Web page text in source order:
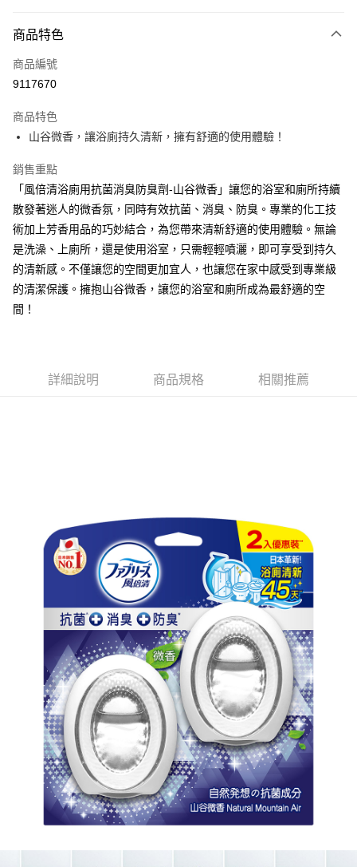
LINE Pay
Apple Pay
悠遊付
AFTEE先享後付
相關說明
AFTEE先享後付是「在收到商品之後才付款」的支付方式。 讓您購物簡單
便利好安心！
１．簡單：不需註冊會員、不需綁卡、不需儲值。
２．便利：只要手機號碼，簡訊認證，即可結帳。
３．安心：先確認商品／服務後，再付款。
３．收到繳費通知簡訊後14天內，點擊此簡訊中的連結，可透過四大超商／
１．透過由恩沛科技股份有限公司提供之「AFTEE先享後付」服務完成之交
易，需依本服務之必要範圍內提供個人資料，並將交易相關給付款項請求債
權轉讓予恩沛科技股份有限公司。
２．關於個人資料處理事宜，請瀏覽以下網址：
https://aftee.tw/terms/#terms3
３．未成年的使用者請事先徵得法定代理人或監護人之同意方可使用
「AFTEE先享後付」，若未經同意申辦者引起之損失，本公司不負相關責
４．使用「AFTEE先享後付」時，將依據個別帳號之用戶狀況，依本公司即
時審查核予不同之上限額度；若仍有額度不足之情形，本公司將視審查結果
請求用戶進行身份認證。
５．嚴禁一人註冊多個帳號或使用他人資訊註冊。若發現惡意使用之情形，
恩沛科技股份有限公司將有權停止該用戶之使用額度並採取法律行動。
ATM付款
運送方式
全家取貨付款
每筆NT$60，滿NT$599(含以上)免運費
每筆NT$120，滿NT$899(含以上)免運費
商品特色
商品編號
9117670
商品特色
山谷微香，讓浴廁持久清新，擁有舒適的使用體驗！
銷售重點
「風倍清浴廁用抗菌消臭防臭劑-山谷微香」讓您的浴室和廁所持續
散發著迷人的微香氛，同時有效抗菌、消臭、防臭。專業的化工技
術加上芳香用品的巧妙結合，為您帶來清新舒適的使用體驗。無論
是洗澡、上廁所，還是使用浴室，只需輕輕噴灑，即可享受到持久
的清新感。不僅讓您的空間更加宜人，也讓您在家中感受到專業級
的清潔保護。擁抱山谷微香，讓您的浴室和廁所成為最舒適的空
間！
詳細說明 商品規格 相關推薦